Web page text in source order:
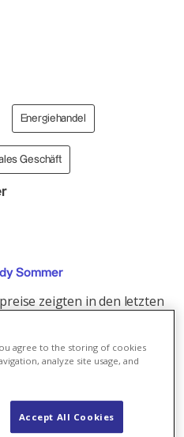
Energiehandel
Geschäft
Sommer
zeigten in den letzten
die Politik in den
erwiesen sich
agree to the storing of cookies
analyze site usage, and
Accept All Cookies